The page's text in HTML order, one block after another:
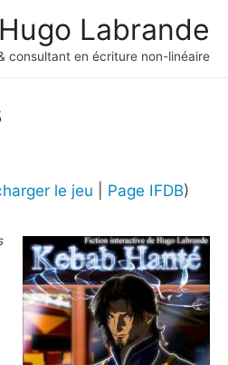
Hugo Labrande
consultant en écriture non-linéaire
le jeu Page IFDB)